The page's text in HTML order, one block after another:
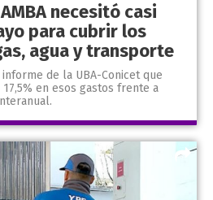
necesitó casi
para cubrir los
agua y transporte
de la UBA-Conicet que
en esos gastos frente a